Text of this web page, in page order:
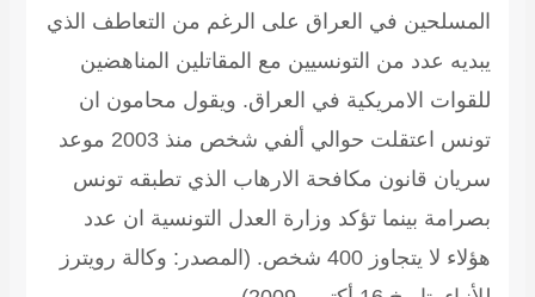
المسلحين في العراق على الرغم من التعاطف الذي
يبديه عدد من التونسيين مع المقاتلين المناهضين
للقوات الامريكية في العراق. ويقول محامون ان
تونس اعتقلت حوالي ألفي شخص منذ 2003 موعد
سريان قانون مكافحة الارهاب الذي تطبقه تونس
بصرامة بينما تؤكد وزارة العدل التونسية ان عدد
هؤلاء لا يتجاوز 400 شخص.
(المصدر: وكالة رويترز